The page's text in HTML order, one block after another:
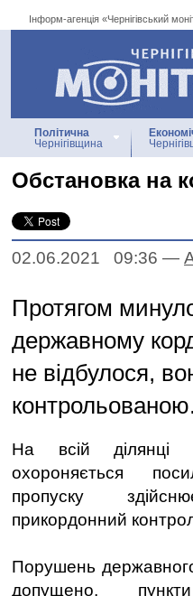
Інформ-агенція «Чернігівський
Інформ-агенція
«Чернігівський
Політична
Чернігівщина
Обстановка на
02.06.2021 09:36 —
Протягом
державному
не відбулося,
контрольованою.
На всій ділянці
охороняється
пропуску
прикордонний
Порушень
допущено,